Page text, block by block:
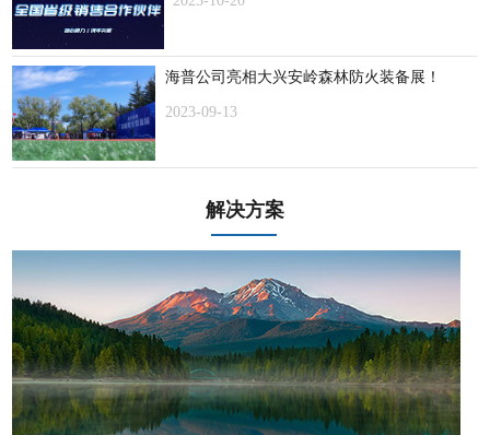
海普公司亮相大兴安岭森林防火装备展！
2023-09-13
解决方案